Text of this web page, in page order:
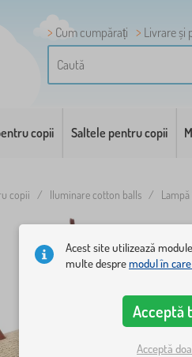
Cum cumpărați Livrare și
copii Saltele pentru copii
copii / Iluminare cotton balls /
Acest site utilizează
multe despremodul în
Acceptă
Acceptă